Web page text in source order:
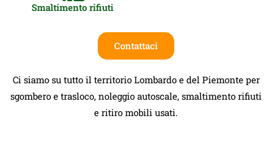
Smaltimento rifiuti
Contattaci
Ci siamo su tutto il territorio Lombardo e del Piemonte per
sgombero e trasloco, noleggio autoscale, smaltimento rifiuti
e ritiro mobili usati.